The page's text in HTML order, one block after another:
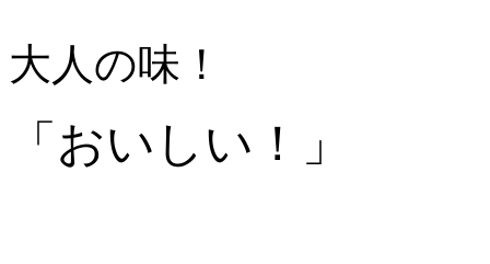
大人の味！
「おいしい！」